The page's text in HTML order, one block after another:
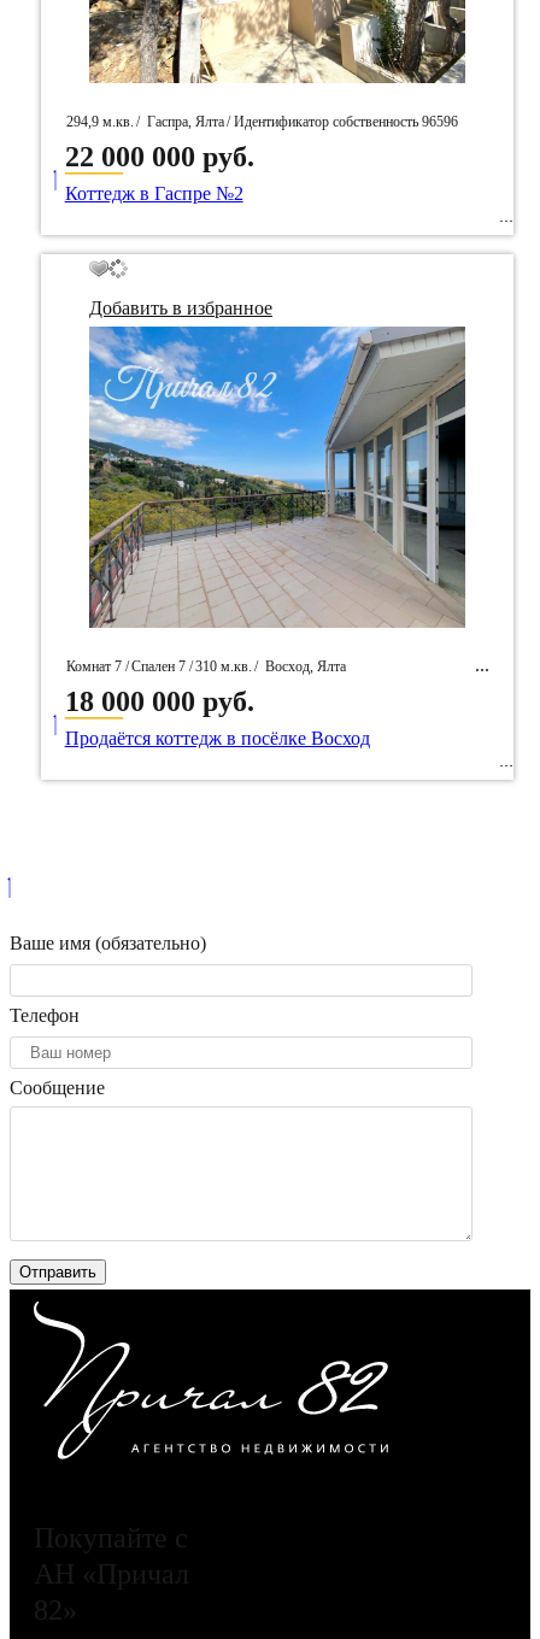
294,9 м.кв. / Гаспра, Ялта/ Идентификатор собственность 96596
22 000 000 руб.
____
Коттедж в Гаспре №2
Добавить в избранное
Комнат 7 /Спален 7 /310 м.кв. / Восход, Ялта
/ Идентификатор собственность 54307
18 000 000 руб.
____
Продаётся коттедж в посёлке Восход
Ваше имя (обязательно)
Телефон
Сообщение
Покупайте с
АН «Причал
82»